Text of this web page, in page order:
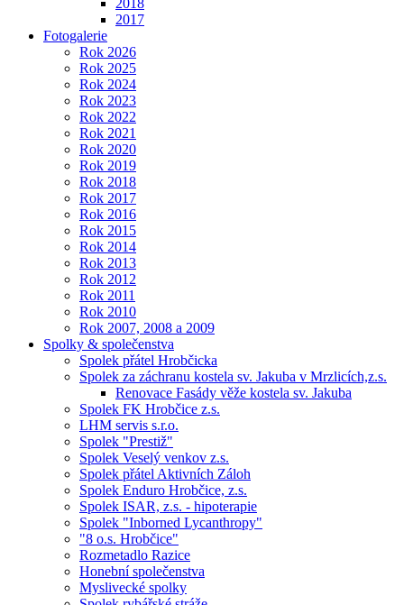
2018
2017
Fotogalerie
Rok 2026
Rok 2025
Rok 2024
Rok 2023
Rok 2022
Rok 2021
Rok 2020
Rok 2019
Rok 2018
Rok 2017
Rok 2016
Rok 2015
Rok 2014
Rok 2013
Rok 2012
Rok 2011
Rok 2010
Rok 2007, 2008 a 2009
Spolky & společenstva
Spolek přátel Hrobčicka
Spolek za záchranu kostela sv. Jakuba v Mrzlicích,z.s.
Renovace Fasády věže kostela sv. Jakuba
Spolek FK Hrobčice z.s.
LHM servis s.r.o.
Spolek "Prestiž"
Spolek Veselý venkov z.s.
Spolek přátel Aktivních Záloh
Spolek Enduro Hrobčice, z.s.
Spolek ISAR, z.s. - hipoterapie
Spolek "Inborned Lycanthropy"
"8 o.s. Hrobčice"
Rozmetadlo Razice
Honební společenstva
Myslivecké spolky